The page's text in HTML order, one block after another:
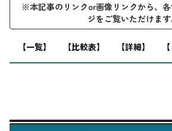
※本記事のリンクor画像リンクから、
ジをご覧いただけます
【一覧】 【比較表】 【詳細】